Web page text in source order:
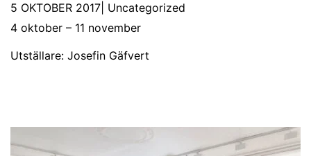
5 OKTOBER 2017 Uncategorized
4 oktober – 11 november
Utställare: Josefin Gäfvert